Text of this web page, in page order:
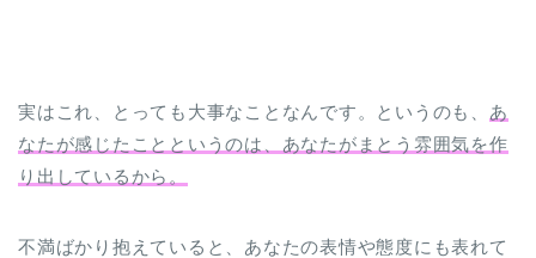
実はこれ、とっても大事なことなんです。というのも、 あ
なたが感じたことというのは、あなたがまとう雰囲気を作
り出しているから。
不満ばかり抱えていると、あなたの表情や態度にも表れて